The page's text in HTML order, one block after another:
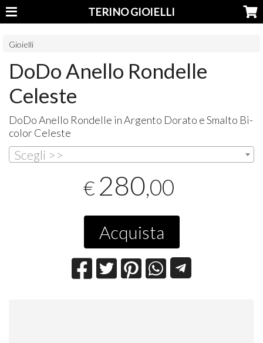
TERINO GIOIELLI
Gioielli
DoDo Anello Rondelle
Celeste
DoDo Anello Rondelle in Argento Dorato e Smalto Bi-
color Celeste
Scegli >>
€ 280,00
Acquista